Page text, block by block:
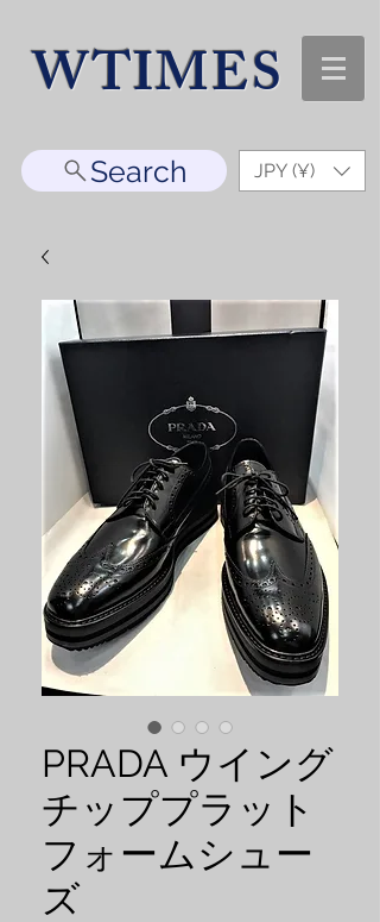
WTIMES
Search JPY (¥)
PRADA ウイング
チッププラット
フォームシュー
ズ